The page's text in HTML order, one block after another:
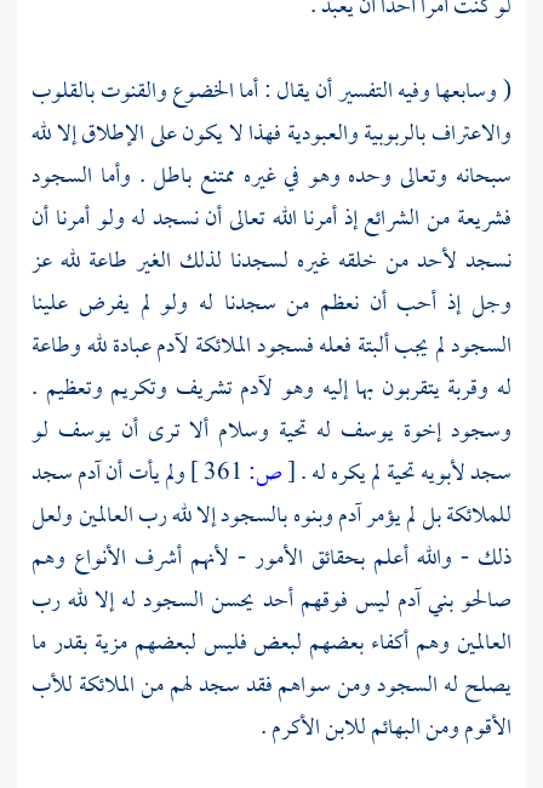
( وسابعها وفيه التفسير أن يقال : أما الخضوع والقنوت بالقلوب
والاعتراف بالربوبية والعبودية فهذا لا يكون على الإطلاق إلا لله
سبحانه وتعالى وحده وهو في غيره ممتنع باطل . وأما السجود
فشريعة من الشرائع إذ أمرنا الله تعالى أن نسجد له ولو أمرنا أن
نسجد لأحد من خلقه غيره لسجدنا لذلك الغير طاعة لله عز
وجل إذ أحب أن نعظم من سجدنا له ولو لم يفرض علينا
السجود لم يجب ألبتة فعله فسجود الملائكةلآدمعبادة لله وطاعة
له وقربة يتقربون بها إليه وهو لآدمتشريف وتكريم وتعظيم .
وسجود إخوة يوسف له تحية وسلام ألا ترى أن يوسف لو
سجد لأبويه تحية لم يكره له .[ص: ولم يأت أنآدمسجد
للملائكة بل لم يؤمرآدموبنوه بالسجود إلا لله رب العالمين ولعل
ذلك - والله أعلم بحقائق الأمور - لأنهم أشرف الأنواع وهم
صالحو بني آدم ليس فوقهم أحد يحسن السجود له إلا لله رب
العالمين وهم أكفاء بعضهم لبعض فليس لبعضهم مزية بقدر ما
يصلح له السجود ومن سواهم فقد سجد لهم من الملائكة للأب
الأقوم ومن البهائم للابن الأكرم .